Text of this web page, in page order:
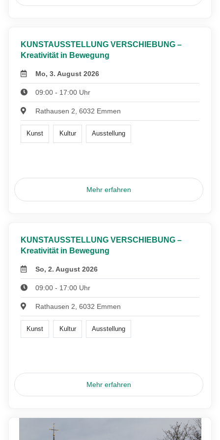
KUNSTAUSSTELLUNG VERSCHIEBUNG –
Kreativität in Bewegung
Mo, 3. August 2026
09:00 - 17:00 Uhr
Rathausen 2, 6032 Emmen
Kunst Kultur Ausstellung
Mehr erfahren
KUNSTAUSSTELLUNG VERSCHIEBUNG –
Kreativität in Bewegung
So, 2. August 2026
09:00 - 17:00 Uhr
Rathausen 2, 6032 Emmen
Kunst Kultur Ausstellung
Mehr erfahren